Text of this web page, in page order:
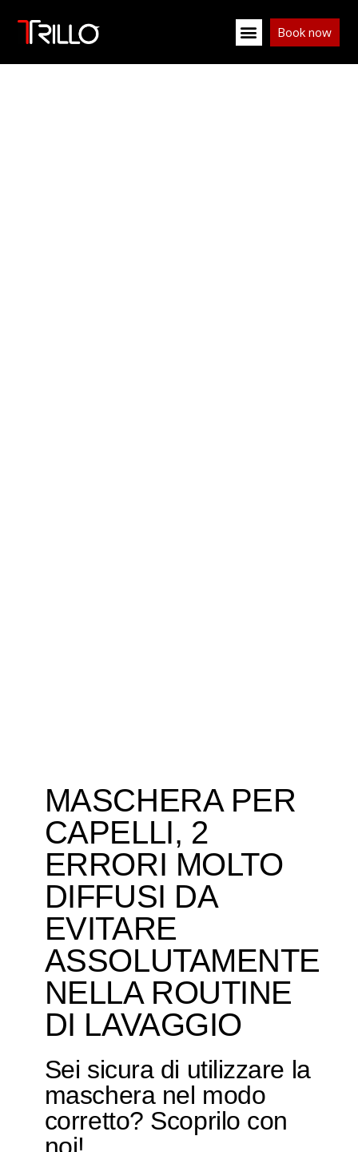
Book now
MASCHERA PER
CAPELLI, 2
ERRORI MOLTO
DIFFUSI DA
EVITARE
ASSOLUTAMENTE
NELLA ROUTINE
DI LAVAGGIO
Sei sicura di utilizzare la
maschera nel modo
corretto? Scoprilo con